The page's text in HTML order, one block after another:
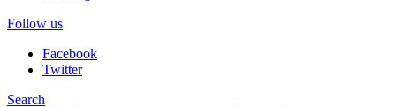
Follow us
Facebook
Twitter
Search